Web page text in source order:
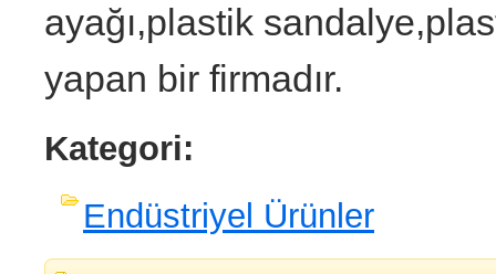
ayağı,plastik
yapan bir firmadır.
Kategori:
Endüstriyel Ürünler